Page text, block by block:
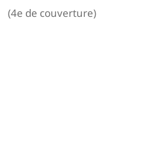
(4e de couverture)